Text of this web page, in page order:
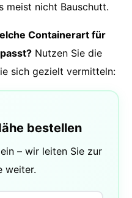
meist nicht Bauschutt.
Containerart für
Nutzen Sie die
sich gezielt vermitteln:
bestellen
– wir leiten Sie zur
weiter.